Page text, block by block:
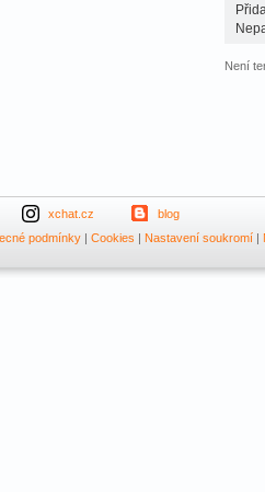
Není
xchat.cz
blog
podmínky| Cookies | Nastavení soukromí|